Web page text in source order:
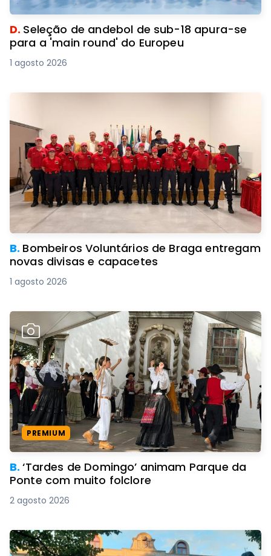
D. Seleção de andebol de sub-18 apura-se
para a 'main round' do Europeu
1 agosto 2026
B. Bombeiros Voluntários de Braga entregam
novas divisas e capacetes
1 agosto 2026
PREMIUM
B.‘Tardes de Domingo’ animam Parque da
Ponte com muito folclore
2 agosto 2026